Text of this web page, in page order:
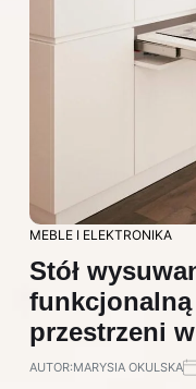
MEBLE I ELEKTRONIKA
Stół
przestrzeni
AUTOR:MARYSIA OKULSKA